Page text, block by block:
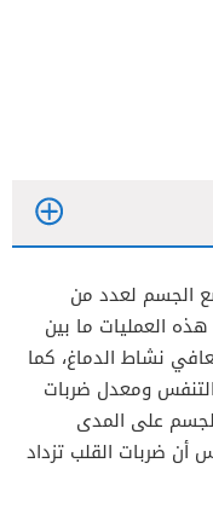
الجسم لعدد من
هذه العمليات ما بين
نشاط الدماغ، كما
ومعدل ضربات
على المدى
أن ضربات القلب تزداد